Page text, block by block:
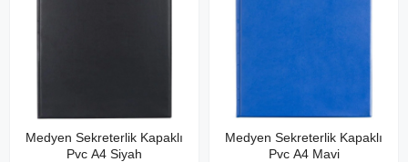
Medyen Sekreterlik Kapaklı
Pvc A4 Siyah
Medyen Sekreterlik Kapaklı
Pvc A4 Mavi